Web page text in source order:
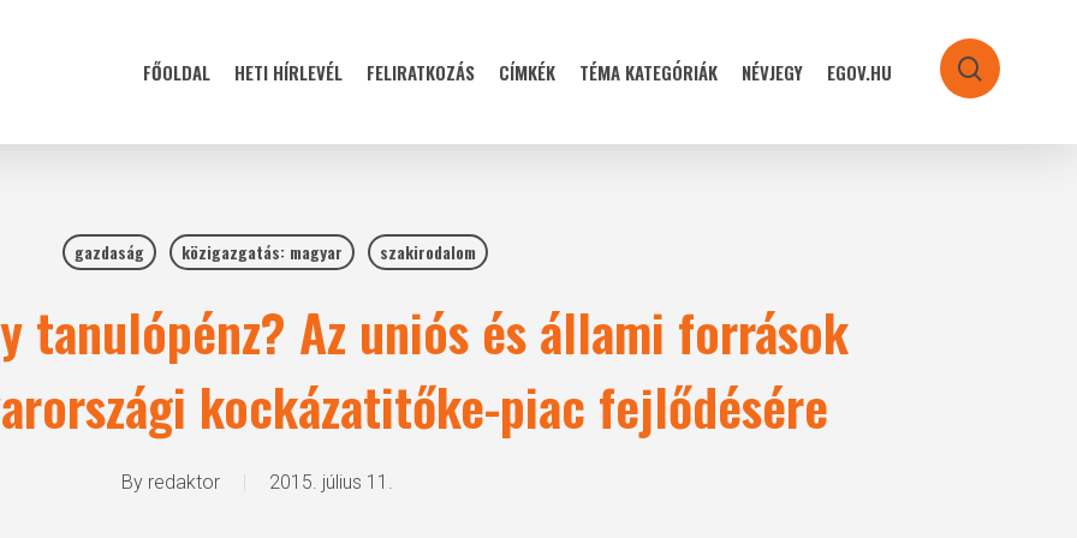
FŐOLDAL HETI HÍRLEVÉL FELIRATKOZÁS CÍMKÉK TÉMA KATEGÓRIÁK NÉVJEGY EGOV.HU search
gazdaság közigazgatás: magyar szakirodalom
tanulópénz? Az uniós és állami források
kockázatitőke-piac fejlődésére
By redaktor 2015. július 11.